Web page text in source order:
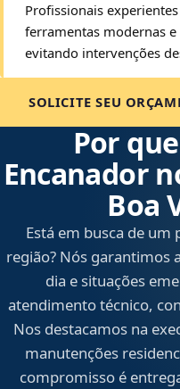
Profissionais
ferramentas modernas
evitando intervenções
SOLICITE SEU
Por
Encanador
Boa
Está em busca de
região? Nós garantimos
dia e situações
atendimento técnico,
Nos destacamos na
manutenções
compromisso é